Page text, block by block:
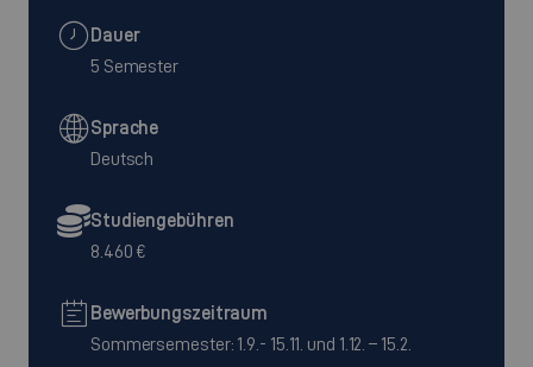
Dauer
5 Semester
Sprache
Deutsch
Studiengebühren
8.460 €
Bewerbungszeitraum
Sommersemester: 1.9.- 15.11. und 1.12. – 15.2.